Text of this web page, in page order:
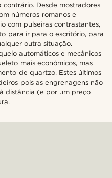
Desde mostradores
números romanos e
com pulseiras contrastantes,
para ir para o escritório, para
outra situação.
automáticos e mecânicos
mais económicos, mas
de quartzo. Estes últimos
pois as engrenagens não
distância (e por um preço